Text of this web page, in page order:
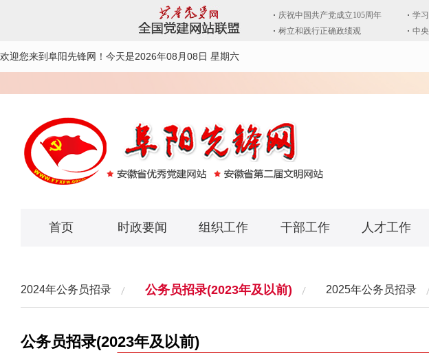
欢迎您来到阜阳先锋网！ 今天是2026年08月08日 星期六
首页 时政要闻 组织工作 干部工作 人才工作
2024年公务员招录 公务员招录(2023年及以前) 2025年公务员招录
公务员招录(2023年及以前)